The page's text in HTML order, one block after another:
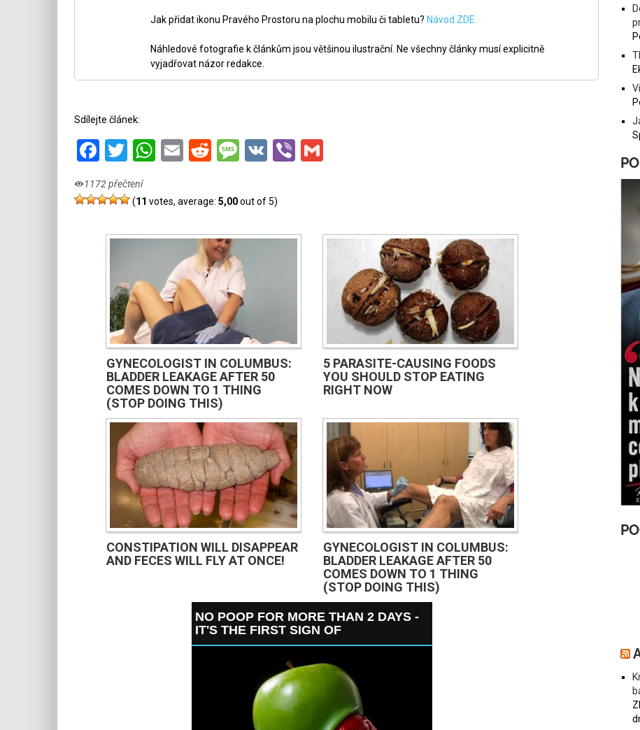
Jak přidat ikonu Pravého Prostoru na plochu mobilu či tabletu? Návod ZDE.
Náhledové fotografie k článkům jsou většinou ilustrační. Ne všechny články musí explicitně
vyjadřovat názor redakce.
Sdílejte článek:
Facebook
Twitter
WhatsApp
EmailRedditMessage
VKViberGmail
1172 přečtení
(11 votes, average: 5,00out of 5)
GYNECOLOGIST IN COLUMBUS:
BLADDER LEAKAGE AFTER 50
COMES DOWN TO 1 THING
(STOP DOING THIS)
5 PARASITE-CAUSING FOODS
YOU SHOULD STOP EATING
RIGHT NOW
CONSTIPATION WILL DISAPPEAR
AND FECES WILL FLY AT ONCE!
GYNECOLOGIST IN COLUMBUS:
BLADDER LEAKAGE AFTER 50
COMES DOWN TO 1 THING
(STOP DOING THIS)
NO POOP FOR MORE THAN 2 DAYS -
IT'S THE FIRST SIGN OF